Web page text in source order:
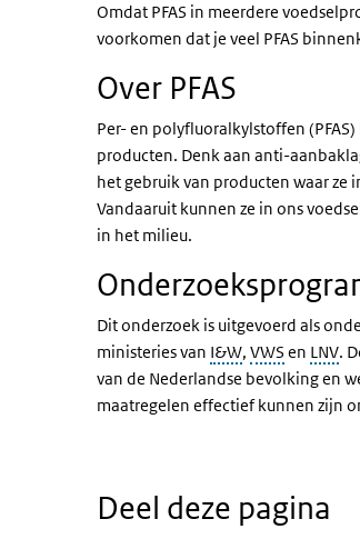
Omdat PFAS in meerdere
voorkomen dat je veel PFAS
Over PFAS
Per- en polyfluoralkylstoffen
producten. Denk aan anti-
het gebruik van producten waar ze
Vandaaruit kunnen ze in ons
in het milieu.
Dit onderzoek is uitgevoerd als
ministeries van I&W, VWS en LNV.
van de Nederlandse bevolking en
maatregelen effectief kunnen zijn
Deel deze pagina